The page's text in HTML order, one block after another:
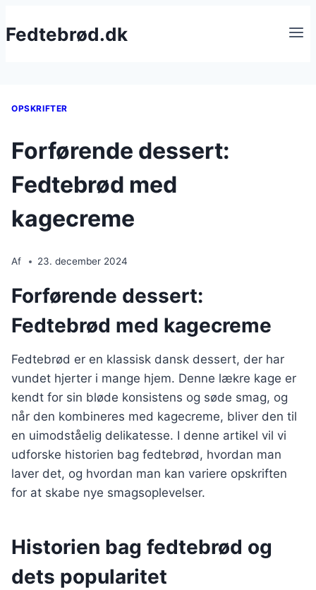
til
Fedtebrød.dk
OPSKRIFTER
Forførende dessert:
Fedtebrød med
kagecreme
Af 23. december 2024
Forførende dessert:
Fedtebrød med kagecreme
Fedtebrød er en klassisk dansk dessert, der har
vundet hjerter i mange hjem. Denne lækre kage er
kendt for sin bløde konsistens og søde smag, og
når den kombineres med kagecreme, bliver den til
en uimodståelig delikatesse. I denne artikel vil vi
udforske historien bag fedtebrød, hvordan man
laver det, og hvordan man kan variere opskriften
for at skabe nye smagsoplevelser.
Historien bag fedtebrød og
dets popularitet